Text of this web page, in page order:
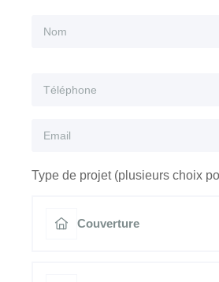
Type de projet (plusieurs choix
Couverture